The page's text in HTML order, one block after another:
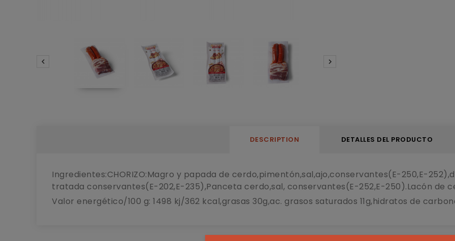
 
DESCRIPTION DETALLES DEL PRODUCTO
Ingredientes:CHORIZO:Magro y papada de cerdo,pimentón,sal,ajo,conservantes(E-250,E-
tratada conservantes(E-202,E-235),Panceta cerdo,sal, conservantes(E-252,E-250).Lacón de
Valor energético/100 g: 1498 kj/362 kcal,grasas 30g,ac. grasos saturados 11g,hidratos de